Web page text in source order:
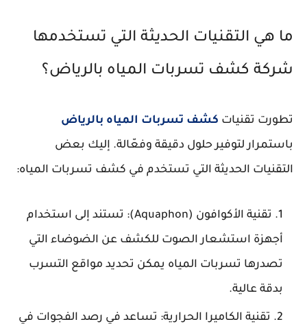
ما هي التقنيات الحديثة التي تستخدمها
شركة كشف تسربات المياه بالرياض؟
تطورت تقنيات كشف تسربات المياه بالرياض
باستمرار لتوفير حلول دقيقة وفعّالة. إليك بعض
التقنيات الحديثة التي تستخدم في كشف تسربات المياه:
تقنية الأكوافون (Aquaphon): تستند إلى استخدام
أجهزة استشعار الصوت للكشف عن الضوضاء التي
تصدرها تسربات المياه يمكن تحديد مواقع التسرب
بدقة عالية.
تقنية الكاميرا الحرارية: تساعد في رصد الفجوات في